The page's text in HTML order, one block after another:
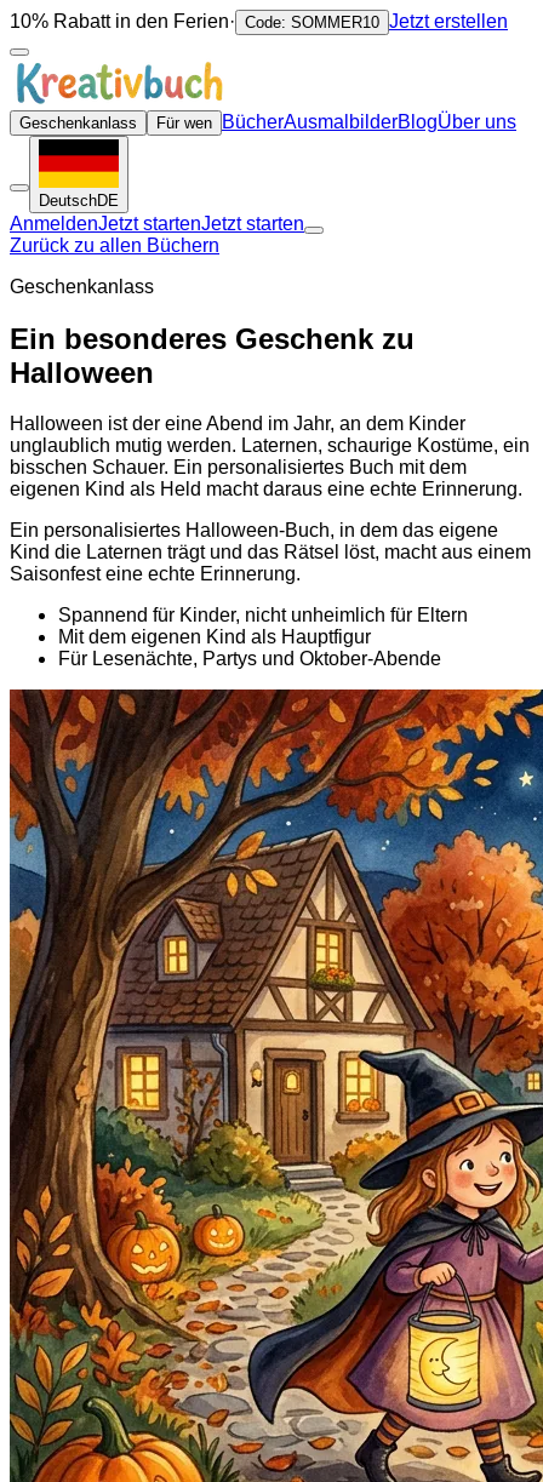
10% Rabatt in den Ferien· Code: SOMMER10 Jetzt erstellen
Geschenkanlass Für wen BücherAusmalbilderBlogÜber uns
DeutschDE
AnmeldenJetzt startenJetzt starten
Zurück zu allen Büchern
Geschenkanlass
Ein besonderes Geschenk zu
Halloween
Halloween ist der eine Abend im Jahr, an dem Kinder
unglaublich mutig werden. Laternen, schaurige Kostüme, ein
bisschen Schauer. Ein personalisiertes Buch mit dem
eigenen Kind als Held macht daraus eine echte Erinnerung.
Ein personalisiertes Halloween-Buch, in dem das eigene
Kind die Laternen trägt und das Rätsel löst, macht aus einem
Saisonfest eine echte Erinnerung.
Spannend für Kinder, nicht unheimlich für Eltern
Mit dem eigenen Kind als Hauptfigur
Für Lesenächte, Partys und Oktober-Abende